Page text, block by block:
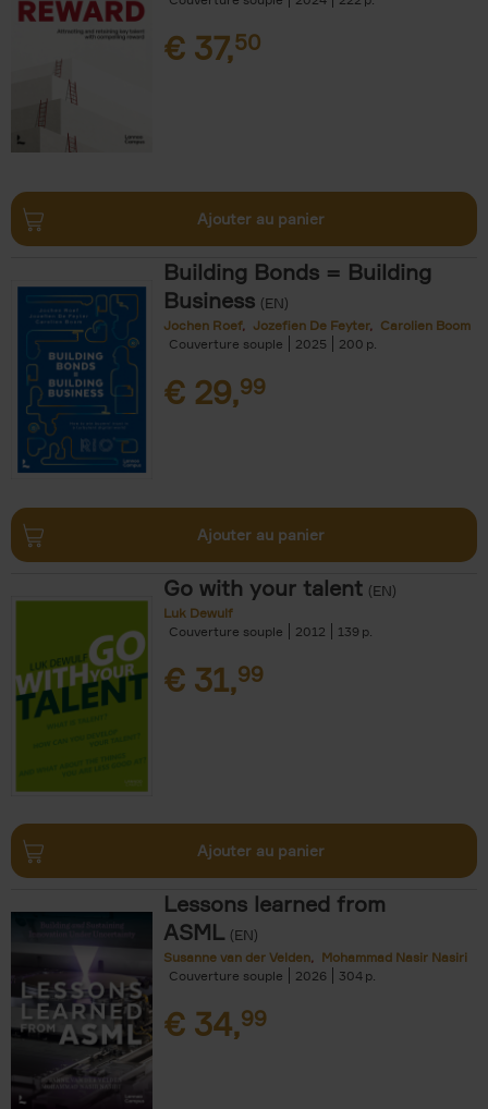
€ 37,50
Ajouter au panier
Building Bonds = Building
Business (EN)
Jochen Roef Jozefien De Feyter
Carolien Boom
Couverture souple
2025 200
€ 29,99
Ajouter au panier
Go with your talent (EN)
Luk Dewulf
Couverture souple
2012 139
€ 31,99
Ajouter au panier
Lessons learned from
ASML (EN)
Susanne van der Velden
Mohammad Nasir Nasiri
Couverture souple
2026 304
€ 34,99